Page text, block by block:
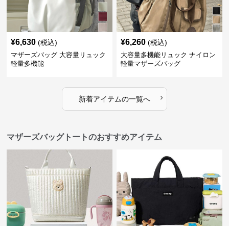
¥6,630 (税込)
マザーズバッグ 大容量リュック
軽量多機能
¥6,260 (税込)
大容量多機能リュック ナイロン
軽量マザーズバッグ
新着アイテムの一覧へ ›
マザーズバッグトートのおすすめアイテム